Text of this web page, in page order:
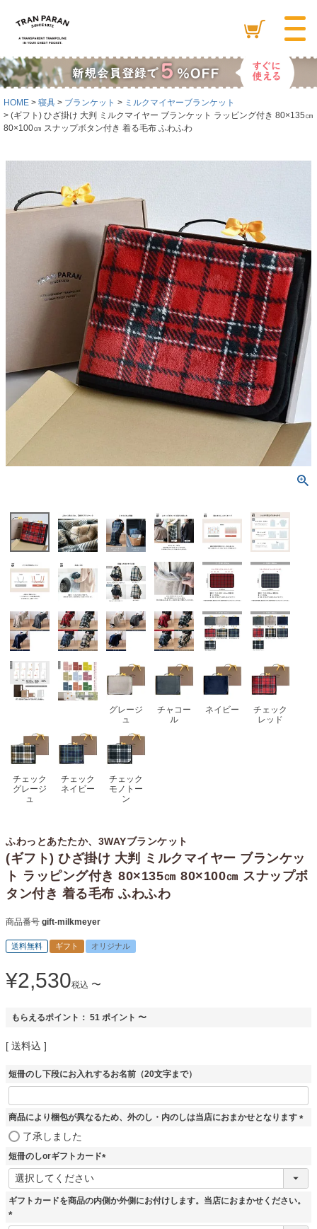
HOME 寝具 ブランケット
ミルクマイヤーブランケット
(ギフト) ひざ掛け 大判 ミルクマイヤー ブランケット ラッピング付き 80×135㎝
80×100㎝ スナップボタン付き 着る毛布 ふわふわ
グレージ
ュ
チャコー
ル
ネイビー
チェック
レッド
チェック
グレージ
ュ
チェック
ネイビー
チェック
モノトー
ン
ふわっとあたたか、3WAYブランケット
(ギフト) ひざ掛け 大判 ミルクマイヤー ブランケッ
ト ラッピング付き 80×135㎝ 80×100㎝ スナップボ
タン付き 着る毛布 ふわふわ
商品番号 gift-milkmeyer
送料無料 ギフト オリジナル
¥2,530税込 〜
もらえるポイント： 51 ポイント 〜
送料込
短冊のし下段にお入れするお名前（20文字まで）
商品により梱包が異なるため、外のし・内のしは当店におまかせとなります
)
了承しました
短冊のしorギフトカード
(
須
ギフトカードを商品の内側か外側にお付けします。当店におまかせください。